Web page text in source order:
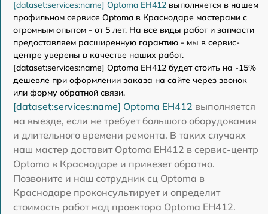
[dataset:services:name] Optoma EH412 выполняется в нашем
профильном сервисе Optoma в Краснодаре мастерами с
огромным опытом - от 5 лет. На все виды работ и запчасти
предоставляем расширенную гарантию - мы в сервис-
центре уверены в качестве наших работ.
[dataset:services:name] Optoma EH412 будет стоить на -15%
дешевле при оформлении заказа на сайте через звонок
или форму обратной связи.
[dataset:services:name] Optoma EH412 выполняется
на выезде, если не требует большого оборудования
и длительного времени ремонта. В таких случаях
наш мастер доставит Optoma EH412 в сервис-центр
Optoma в Краснодаре и привезет обратно.
Позвоните и наш сотрудник сц Optoma в
Краснодаре проконсультирует и определит
стоимость работ над проектора Optoma EH412.